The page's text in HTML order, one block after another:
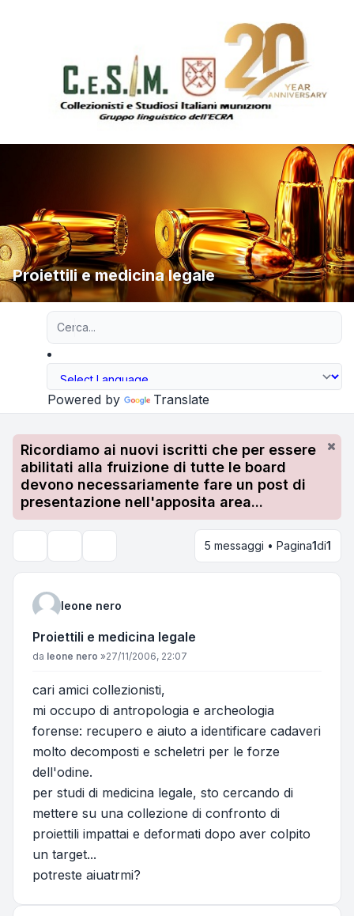
Proiettili e medicina legale
Powered by Translate
Ricordiamo ai nuovi iscritti che per essere
abilitati alla fruizione di tutte le board
devono necessariamente fare un post di
presentazione nell'apposita area...
5 messaggi • Pagina1di1
leone nero
Proiettili e medicina legale
Messaggio
da leone nero »27/11/2006, 22:07
cari amici collezionisti,
mi occupo di antropologia e archeologia
forense: recupero e aiuto a identificare cadaveri
molto decomposti e scheletri per le forze
dell'odine.
per studi di medicina legale, sto cercando di
mettere su una collezione di confronto di
proiettili impattai e deformati dopo aver colpito
un target...
potreste aiuatrmi?